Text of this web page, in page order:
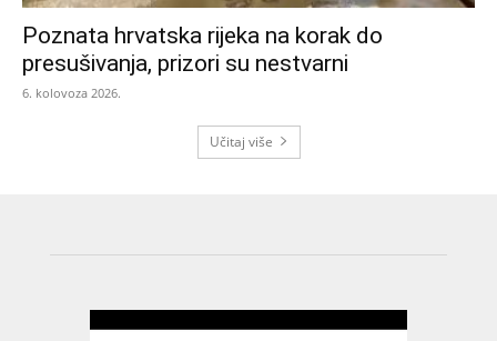
Poznata hrvatska rijeka na korak do
presušivanja, prizori su nestvarni
6. kolovoza 2026.
Učitaj više